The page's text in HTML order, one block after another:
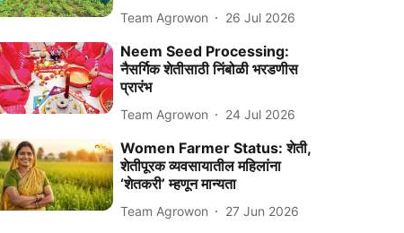
Team Agrowon 26 Jul 2026
Neem Seed Processing:
नैसर्गिक शेतीसाठी निंबोळी भरडणीस
प्रारंभ
Team Agrowon 24 Jul 2026
Women Farmer Status: शेती,
शेतीपूरक व्यवसायातील महिलांना
‘शेतकरी’ म्हणून मान्यता
Team Agrowon 27 Jun 2026